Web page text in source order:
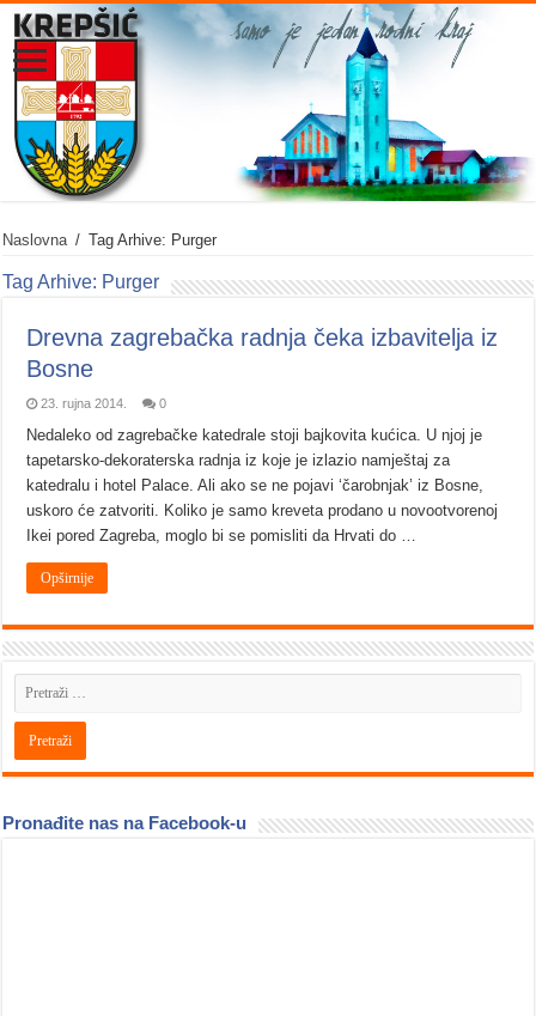
Naslovna / Tag Arhive: Purger
Tag Arhive: Purger
Drevna zagrebačka radnja čeka izbavitelja iz
Bosne
23. rujna 2014. 0
Nedaleko od zagrebačke katedrale stoji bajkovita kućica. U njoj je
tapetarsko-dekoraterska radnja iz koje je izlazio namještaj za
katedralu i hotel Palace. Ali ako se ne pojavi ‘čarobnjak’ iz Bosne,
uskoro će zatvoriti. Koliko je samo kreveta prodano u novootvorenoj
Ikei pored Zagreba, moglo bi se pomisliti da Hrvati do …
Opširnije
Pronađite nas na Facebook-u